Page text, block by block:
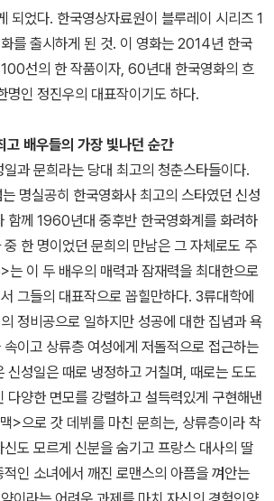
되었다. 한국영상자료원이 블루레이 시리즈 1
를 출시하게 된 것. 이 영화는 2014년 한국
선의 한 작품이자, 60년대 한국영화의 흐
명인 정진우의 대표작이기도 하다.
고 배우들의 가장 빛나던 순간
과 문희라는 당대 최고의 청춘스타들이다.
명실공히 한국영화사 최고의 스타였던 신성
함께 1960년대 중후반 한국영화계를 화려하
한 명이었던 문희의 만남은 그 자체로도 주
는 이 두 배우의 매력과 잠재력을 최대한으로
그들의 대표작으로 꼽힐만하다. 3류대학에
정비공으로 일하지만 성공에 대한 집념과 욕
이고 상류층 여성에게 저돌적으로 접근하는
신성일은 때로 냉정하고 거칠며, 때로는 도도
다양한 면모를 강렬하고 설득력있게 구현해낸
>으로 갓 데뷔를 마친 문희는, 상류층이라 착
도 모르게 신분을 숨기고 프랑스 대사의 딸
인 소녀에서 깨진 로맨스의 아픔을 껴안는